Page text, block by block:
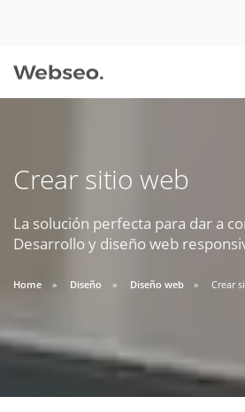
Crear sitio web
La solución perfecta para dar a
Desarrollo y diseño web
Home Diseño Diseño web Crear
09:30 AM A 18:30 PM
soporte@webseo.cl